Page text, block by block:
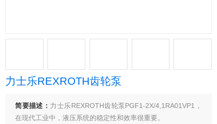
力士乐REXROTH齿轮泵
简要描述： 力士乐REXROTH齿轮泵PGF1-2X/4,1RA01VP1，
在现代工业中，液压系统的稳定性和效率很重要。